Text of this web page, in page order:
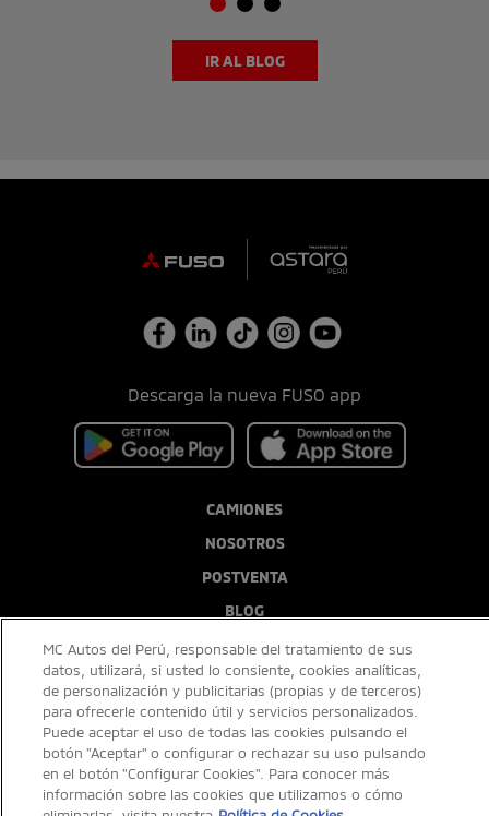
IR AL BLOG
Descarga la nueva FUSO app
CAMIONES
NOSOTROS
POSTVENTA
BLOG
MC Autos del Perú, responsable del tratamiento de sus
datos, utilizará, si usted lo consiente, cookies analíticas,
de personalización y publicitarias (propias y de terceros)
para ofrecerle contenido útil y servicios personalizados.
Puede aceptar el uso de todas las cookies pulsando el
botón "Aceptar" o configurar o rechazar su uso pulsando
en el botón "Configurar Cookies". Para conocer más
información sobre las cookies que utilizamos o cómo